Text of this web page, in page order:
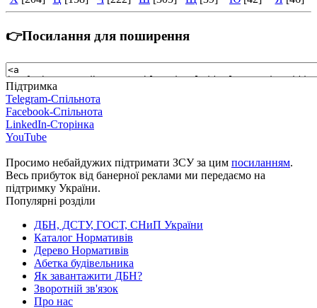
👉Посилання для поширення
Підтримка
Telegram-Спільнота
Facebook-Спільнота
LinkedIn-Сторінка
YouTube
Просимо небайдужих підтримати ЗСУ за цим посиланням.
Весь прибуток від банерної реклами ми передаємо на
підтримку України.
Популярні розділи
ДБН, ДСТУ, ГОСТ, СНиП України
Каталог Нормативів
Дерево Нормативів
Абетка будівельника
Як завантажити ДБН?
Зворотній зв'язок
Про нас